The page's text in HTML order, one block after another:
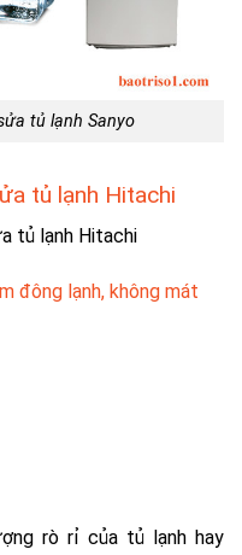
tủ lạnh Sanyo
tủ lạnh Hitachi
tủ lạnh Hitachi
đông lạnh, không mát
rò rỉ của tủ lạnh hay